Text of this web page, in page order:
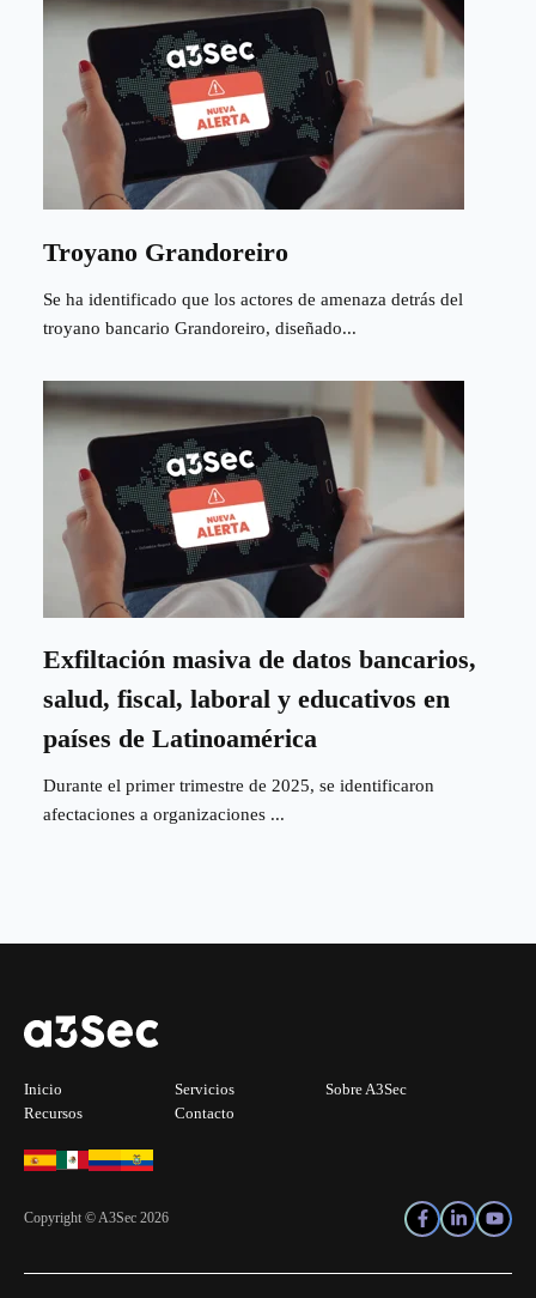
Troyano Grandoreiro
Se ha identificado que los actores de amenaza detrás del
troyano bancario Grandoreiro, diseñado...
Exfiltación masiva de datos bancarios,
salud, fiscal, laboral y educativos en
países de Latinoamérica
Durante el primer trimestre de 2025, se identificaron
afectaciones a organizaciones ...
Inicio Servicios
Sobre A3Sec
Recursos
Contacto
Copyright © A3Sec 2026